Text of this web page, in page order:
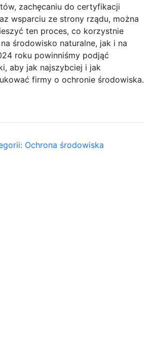
zachęcaniu do certyfikacji
wsparciu ze strony rządu, można
ten proces, co korzystnie
środowisko naturalne, jak i na
roku powinniśmy podjąć
aby jak najszybciej i jak
firmy o ochronie środowiska.
Ochrona środowiska